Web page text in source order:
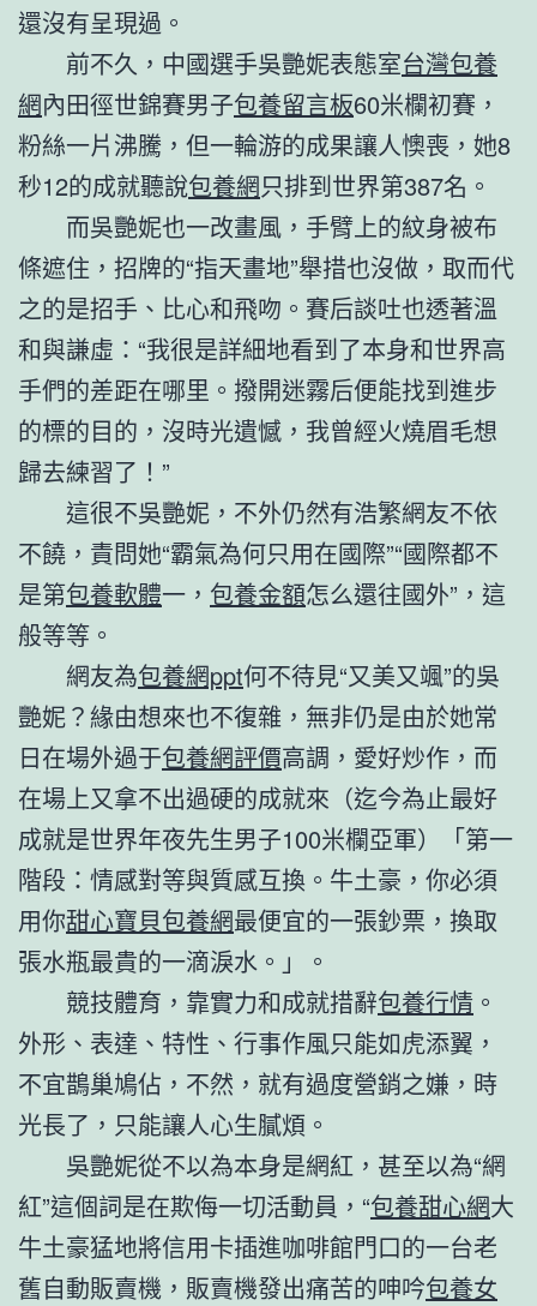
還沒有呈現過。
前不久，中國選手吳艷妮表態室台灣包養
網內田徑世錦賽男子包養留言板60米欄初賽，
粉絲一片沸騰，但一輪游的成果讓人懊喪，她8
秒12的成就聽說包養網只排到世界第387名。
而吳艷妮也一改畫風，手臂上的紋身被布
條遮住，招牌的“指天畫地”舉措也沒做，取而代
之的是招手、比心和飛吻。賽后談吐也透著溫
和與謙虛：“我很是詳細地看到了本身和世界高
手們的差距在哪里。撥開迷霧后便能找到進步
的標的目的，沒時光遺憾，我曾經火燒眉毛想
歸去練習了！”
這很不吳艷妮，不外仍然有浩繁網友不依
不饒，責問她“霸氣為何只用在國際”“國際都不
是第包養軟體一， 包養金額怎么還往國外”，這
般等等。
網友為包養網ppt何不待見“又美又颯”的吳
艷妮？緣由想來也不復雜，無非仍是由於她常
日在場外過于包養網評價高調，愛好炒作，而
在場上又拿不出過硬的成就來（迄今為止最好
成就是世界年夜先生男子100米欄亞軍）「第一
階段：情感對等與質感互換。牛土豪，你必須
用你甜心寶貝包養網最便宜的一張鈔票，換取
張水瓶最貴的一滴淚水。」。
競技體育，靠實力和成就措辭包養行情 。
外形、表達、特性、行事作風只能如虎添翼，
不宜鵲巢鳩佔，不然，就有過度營銷之嫌，時
光長了，只能讓人心生膩煩。
吳艷妮從不以為本身是網紅，甚至以為“網
紅”這個詞是在欺侮一切活動員，“包養甜心網大
牛土豪猛地將信用卡插進咖啡館門口的一台老
舊自動販賣機，販賣機發出痛苦的呻吟包養女